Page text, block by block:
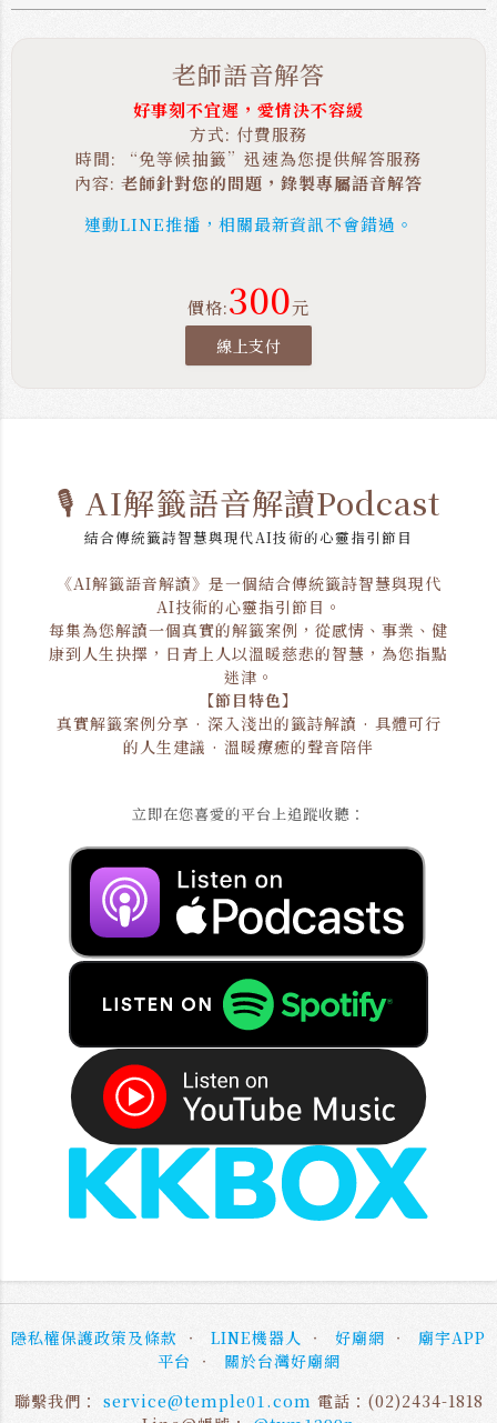
老師語音解答
好事刻不宜遲，愛情決不容緩
方式: 付費服務
時間: “免等候抽籤”迅速為您提供解答服務
內容: 老師針對您的問題，錄製專屬語音解答
連動LINE推播，相關最新資訊不會錯過。
價格:300元
線上支付
🎙️ AI解籤語音解讀Podcast
結合傳統籤詩智慧與現代AI技術的心靈指引節目
《AI解籤語音解讀》是一個結合傳統籤詩智慧與現代
AI技術的心靈指引節目。
每集為您解讀一個真實的解籤案例，從感情、事業、健
康到人生抉擇，日青上人以溫暖慈悲的智慧，為您指點
迷津。
【節目特色】
真實解籤案例分享 · 深入淺出的籤詩解讀 · 具體可行
的人生建議 · 溫暖療癒的聲音陪伴
立即在您喜愛的平台上追蹤收聽：
隱私權保護政策及條款 ‧ LINE機器人 ‧ 好廟網 ‧ 廟宇APP
平台 ‧ 關於台灣好廟網
聯繫我們： service@temple01.com 電話：(02)2434-1818